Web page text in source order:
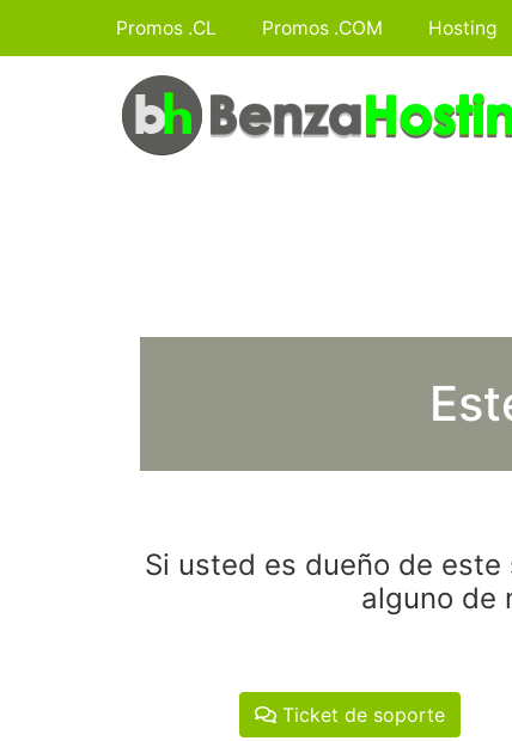
Promos .CL Promos .COM Hosting
Si usted es dueño de
alguno de
Ticket de soporte